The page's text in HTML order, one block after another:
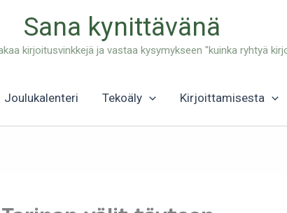
Sana kynittävänä
kirjoitusvinkkejä ja vastaa kysymykseen "kuinka ryhtyä
Joulukalenteri Tekoäly Kirjoittamisesta